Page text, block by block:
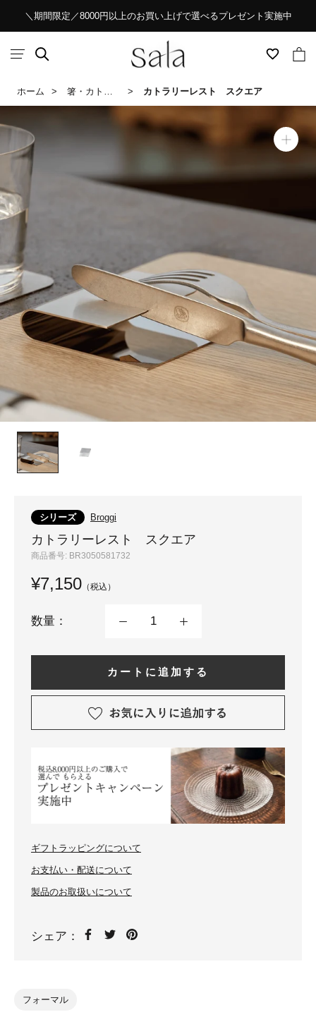
キ
ッ
て
コ
ン
ツ
動
す
る
＼期間限定／8000円以上のお買い上げで選べるプレゼント実施中
ホーム 箸・カトラリー カトラリーレスト スクエア
シリーズ Broggi
カトラリーレスト スクエア
商品番号: BR3050581732
¥7,150 （税込）
数量：
カートに追加する
ギフトラッピングについて
お支払い・配送について
製品のお取扱いについて
シェア：
フォーマル